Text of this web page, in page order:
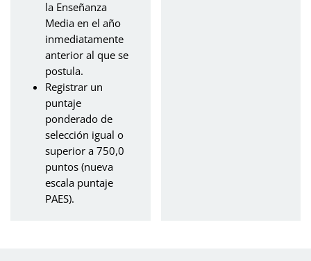
la Enseñanza
Media en el año
inmediatamente
anterior al que se
postula.
Registrar un
puntaje
ponderado de
selección igual o
superior a 750,0
puntos (nueva
escala puntaje
PAES).